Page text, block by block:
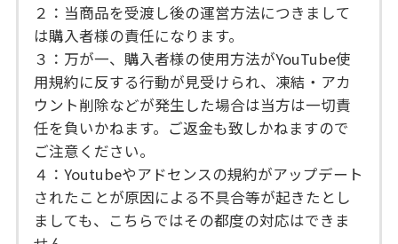
２：当商品を受渡し後の運営方法につきまして
は購入者様の責任になります。
３：万が一、購入者様の使用方法がYouTube使
用規約に反する行動が見受けられ、凍結・アカ
ウント削除などが発生した場合は当方は一切責
任を負いかねます。ご返金も致しかねますので
ご注意ください。
４：Youtubeやアドセンスの規約がアップデート
されたことが原因による不具合等が起きたとし
ましても、こちらではその都度の対応はできま